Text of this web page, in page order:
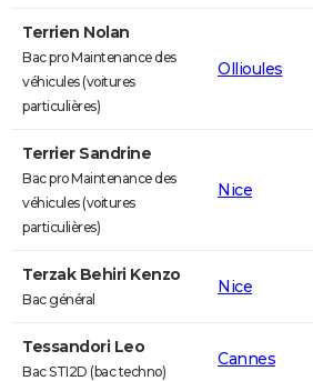
Terrien Nolan
Bac pro Maintenance des
véhicules (voitures
particulières)
Ollioules
Terrier Sandrine
Bac pro Maintenance des
véhicules (voitures
particulières)
Nice
Terzak Behiri Kenzo
Bac général
Nice
Tessandori Leo
Bac STI2D (bac techno)
Cannes